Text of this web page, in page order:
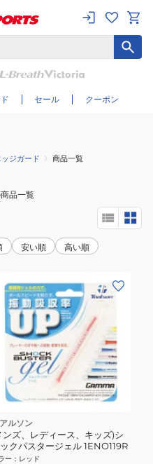
セール クーポン
り込む
ジガード 商品一覧
品一覧
安い順 高い順
ルソン
ンズ、レディース、キッズ)シ
ックパスタージェル 1ENO119R
ー ： レッド